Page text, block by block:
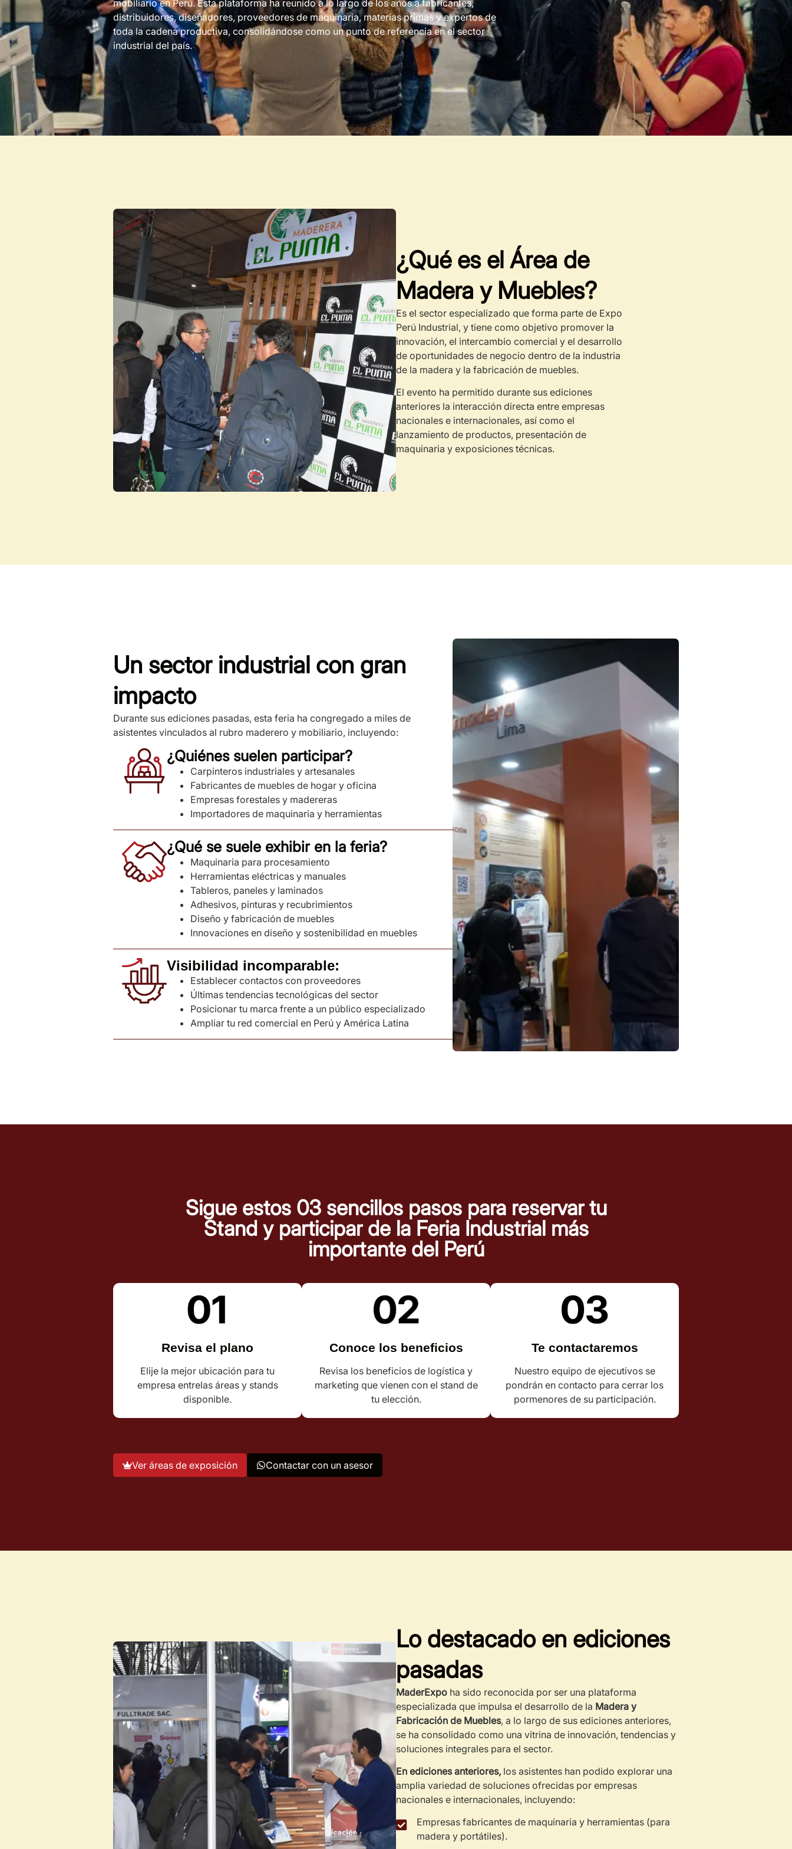
mobiliario en Perú. Esta plataforma ha reunido a lo largo de los años a fabricantes,
distribuidores, diseñadores, proveedores de maquinaria, materias primas y expertos de
toda la cadena productiva, consolidándose como un punto de referencia en el sector
industrial del país.
¿Qué es el Área de
Madera y Muebles?
Es el sector especializado que forma parte de Expo
Perú Industrial, y tiene como objetivo promover la
innovación, el intercambio comercial y el desarrollo
de oportunidades de negocio dentro de la industria
de la madera y la fabricación de muebles.
El evento ha permitido durante sus ediciones
anteriores la interacción directa entre empresas
nacionales e internacionales, así como el
lanzamiento de productos, presentación de
maquinaria y exposiciones técnicas.
Un sector industrial con gran
impacto
Durante sus ediciones pasadas, esta feria ha congregado a miles de
asistentes vinculados al rubro maderero y mobiliario, incluyendo:
¿Quiénes suelen participar?
Carpinteros industriales y artesanales
Fabricantes de muebles de hogar y oficina
Empresas forestales y madereras
Importadores de maquinaria y herramientas
¿Qué se suele exhibir en la feria?
Maquinaria para procesamiento
Herramientas eléctricas y manuales
Tableros, paneles y laminados
Adhesivos, pinturas y recubrimientos
Diseño y fabricación de muebles
Innovaciones en diseño y sostenibilidad en muebles
Visibilidad incomparable:
Establecer contactos con proveedores
Últimas tendencias tecnológicas del sector
Posicionar tu marca frente a un público especializado
Ampliar tu red comercial en Perú y América Latina
Sigue estos 03 sencillos pasos para reservar tu
Stand y participar de la Feria Industrial más
importante del Perú
Revisa el plano
Elije la mejor ubicación para tu
empresa entrelas áreas y stands
disponible.
Conoce los beneficios
Revisa los beneficios de logística y
marketing que vienen con el stand de
tu elección.
Te contactaremos
Nuestro equipo de ejecutivos se
pondrán en contacto para cerrar los
pormenores de su participación.
Ver áreas de exposición Contactar con un asesor
Lo destacado en ediciones
pasadas
MaderExpo ha sido reconocida por ser una plataforma
especializada que impulsa el desarrollo de la Madera y
Fabricación de Muebles, a lo largo de sus ediciones anteriores,
se ha consolidado como una vitrina de innovación, tendencias y
soluciones integrales para el sector.
En ediciones anteriores, los asistentes han podido explorar una
amplia variedad de soluciones ofrecidas por empresas
nacionales e internacionales, incluyendo:
Empresas fabricantes de maquinaria y herramientas (para
madera y portátiles).